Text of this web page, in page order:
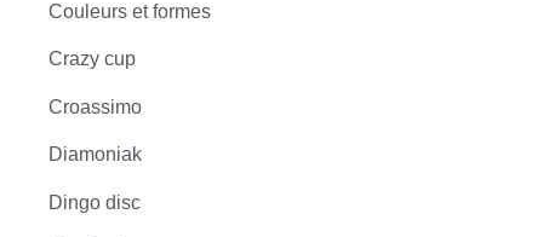
Couleurs et formes
Crazy cup
Croassimo
Diamoniak
Dingo disc